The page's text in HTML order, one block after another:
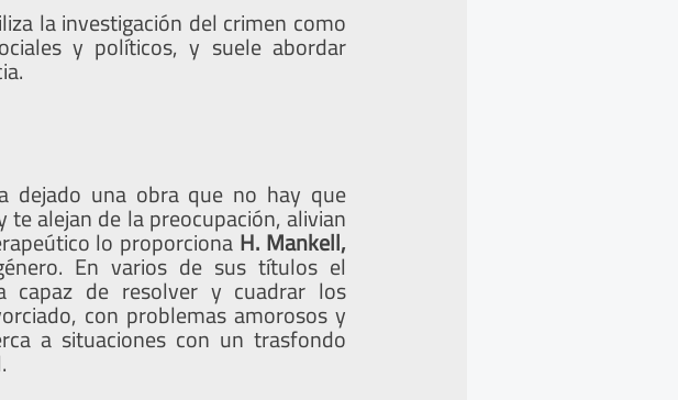
la investigación del crimen como
y políticos, y suele abordar
dejado una obra que no hay que
alejan de la preocupación, alivian
lo proporcionaH. Mankell,
En varios de sus títulos el
capaz de resolver y cuadrar los
con problemas amorosos y
a situaciones con un trasfondo